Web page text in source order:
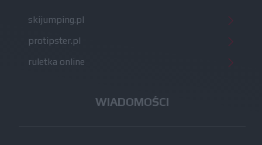
skijumping.pl
protipster.pl
ruletka online
WIADOMOŚCI